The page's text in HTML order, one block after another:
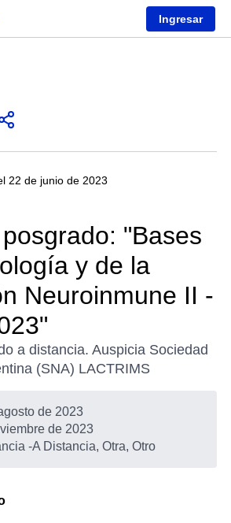
Ingresar
22 de junio de 2023
"Bases
y de la
Neuroinmune II -
a distancia. Auspicia Sociedad
(SNA) LACTRIMS
de 2023
de 2023
-A Distancia, Otra, Otro